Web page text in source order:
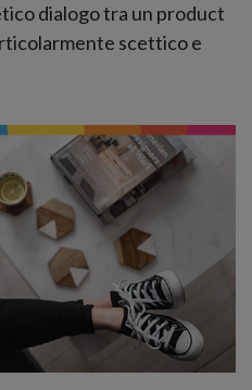
dialogo tra un product
scettico e